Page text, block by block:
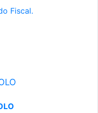
Fiscal.